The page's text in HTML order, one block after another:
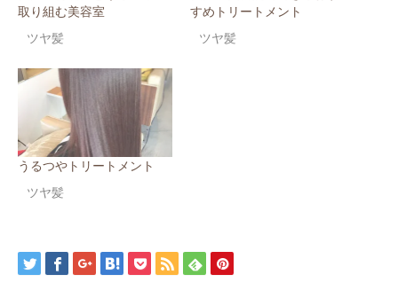
取り組む美容室
ツヤ髪
すめトリートメント
ツヤ髪
うるつやトリートメント
ツヤ髪